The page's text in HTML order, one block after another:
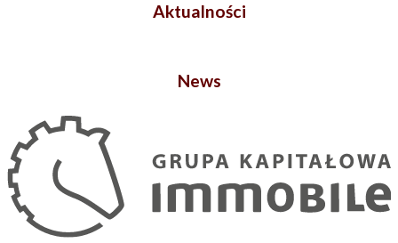
Aktualności
News